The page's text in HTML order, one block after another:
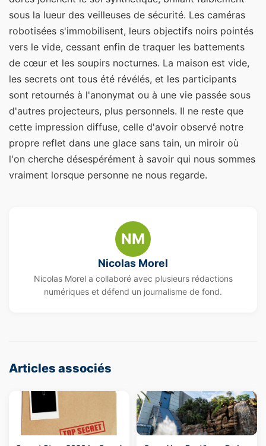
sous la lueur des veilleuses de sécurité. Les caméras
robotisées s'immobilisent, leurs objectifs noirs pointés
vers le vide, cessant enfin de traquer les battements
de cœur et les soupirs nocturnes. La maison est vide,
les secrets ont tous été révélés, et les participants
sont retournés à l'anonymat ou à une vie passée sous
d'autres projecteurs, plus personnels. Il ne reste que
cette impression diffuse, celle d'avoir observé notre
propre reflet dans une glace sans tain, un miroir où
l'on cherche désespérément à savoir qui nous sommes
vraiment lorsque personne ne nous regarde.
NM
Nicolas Morel
Nicolas Morel a collaboré avec plusieurs rédactions
numériques et défend un journalisme de fond.
Articles associés